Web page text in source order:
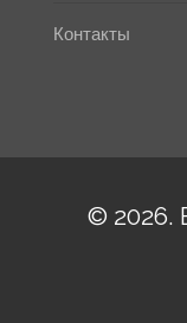
Контакты
© 2026.